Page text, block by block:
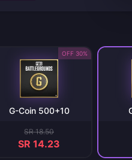
30% OFF
500+10 G-Coin
SR 18.50
SR 14.23